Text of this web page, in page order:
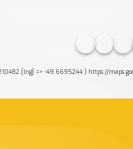
[lng] => -49.6695244 ) https://